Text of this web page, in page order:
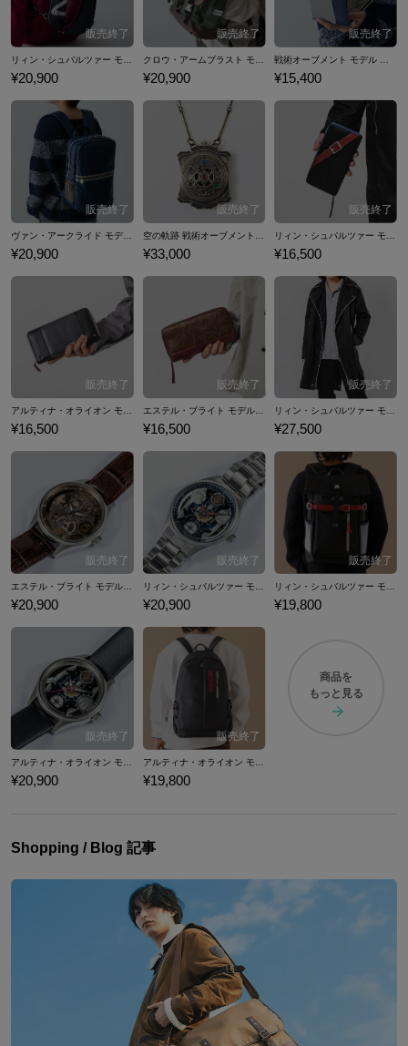
¥20,900 ¥20,900 ¥15,400
¥20,900 ¥33,000 ¥16,500
アルティナ・オライオン モデル 長財布 「軌跡」シリーズ 英雄伝説 閃の軌跡
¥16,500
エステル・ブライト モデル 長財布 「軌跡」シリーズ 英雄伝説 空の軌跡
¥16,500
リィン・シュバルツァー モデル アウター 「軌跡」シリーズ 英雄伝説 閃の軌跡
¥27,500
¥20,900 ¥20,900 ¥19,800
¥20,900 ¥19,800
商品を
もっと見る
Shopping / Blog 記事